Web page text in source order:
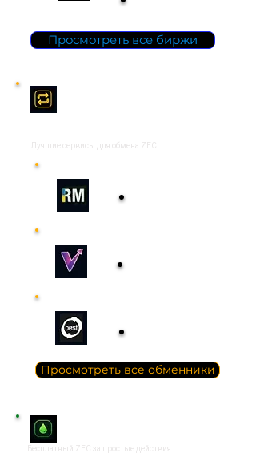
Просмотреть все биржи
Лучшие сервисы для обмена ZEC
Просмотреть все обменники
Бесплатный ZEC за простые действия